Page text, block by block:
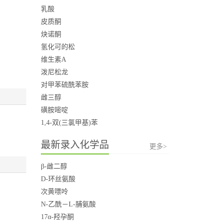
乳酸
皮质酮
炔诺酮
氢化可的松
维生素A
泼尼松龙
对甲苯硫酰苯胺
雌三醇
磺胺嘧啶
1,4-双(三氯甲基)苯
最新录入化学品 更多>
β-雌二醇
D-环丝氨酸
次黄嘌呤
N-乙酰－L-脯氨酸
17α-羟孕酮